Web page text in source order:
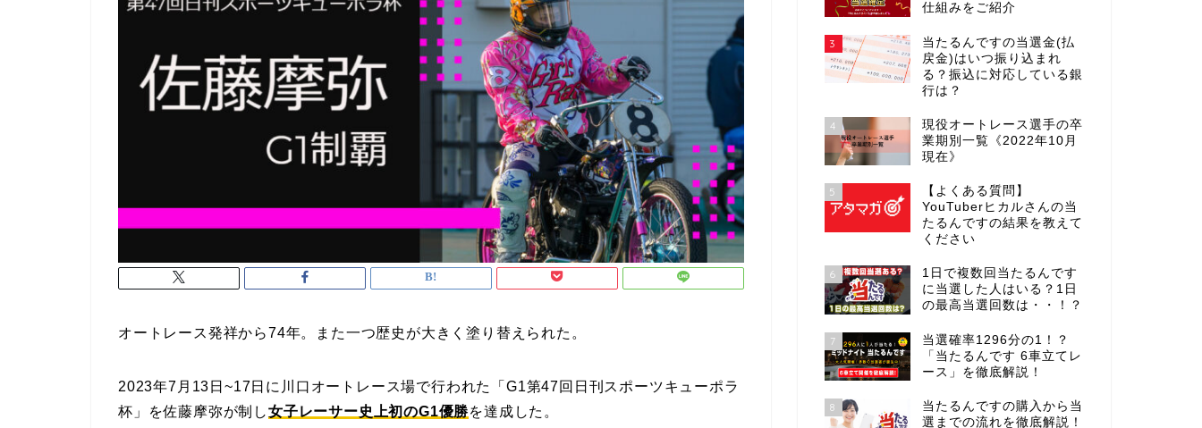
オートレース発祥から74年。また一つ歴史が大きく塗り替えられた。
2023年7月13日~17日に川口オートレース場で行われた「G1第47回日刊スポーツキューポラ
杯」を佐藤摩弥が制し女子レーサー史上初のG1優勝を達成した。
仕組みをご紹介
3
当たるんですの当選金(払
戻金)はいつ振り込まれ
る？振込に対応している銀
行は？
4
現役オートレース選手の卒
業期別一覧《2022年10月
現在》
5
【よくある質問】
YouTuberヒカルさんの当
たるんですの結果を教えて
ください
6
1日で複数回当たるんです
に当選した人はいる？1日
の最高当選回数は・・！？
7
当選確率1296分の1！？
「当たるんです 6車立てレ
ース」を徹底解説！
8
当たるんですの購入から当
選までの流れを徹底解説！